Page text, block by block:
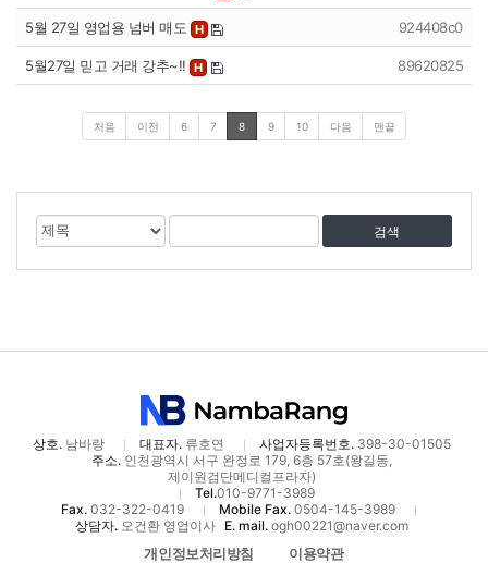
5월 27일 영업용 넘버 매도 H 924408c0
5월27일 믿고 거래 강추~!! H 89620825
처음 이전 6 7 8 9 10 다음 맨끝
게
물
검
색
대
검
어
상호.남바랑 대표자.류호연 사업자등록번호.398-30-01505
주소.인천광역시 서구 완정로 179, 6층 57호(왕길동,
제이원검단메디컬프라자)
Tel.010-9771-3989
Fax. 032-322-0419 Mobile Fax. 0504-145-3989
상담자.오건환 영업이사 E. mail.ogh00221@naver.com
개인정보처리방침 이용약관